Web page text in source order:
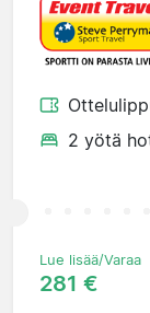
2 yötä
Lue lisää/Varaa
281 €